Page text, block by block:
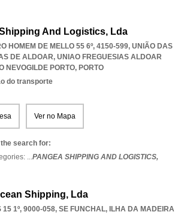
And Logistics, Lda
HOMEM DE MELLO 55 6º, 4150-599, UNIÃO DAS
DE ALDOAR, UNIAO FREGUESIAS ALDOAR
NEVOGILDE PORTO, PORTO
do transporte
Ver no Mapa
search for:
...PANGEA SHIPPING AND LOGISTICS,
Shipping, Lda
15 1º, 9000-058, SE FUNCHAL, ILHA DA MADEIRA